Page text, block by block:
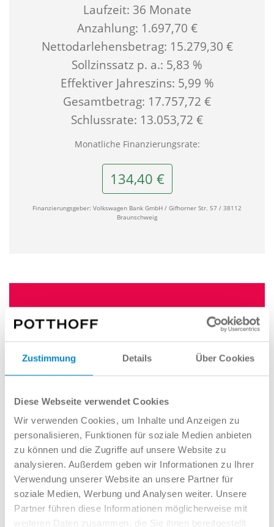
Zustimmung Details Über Cookies
Diese Webseite verwendet Cookies
Wir verwenden Cookies, um Inhalte und Anzeigen zu
personalisieren, Funktionen für soziale Medien anbieten
zu können und die Zugriffe auf unsere Website zu
analysieren. Außerdem geben wir Informationen zu Ihrer
Verwendung unserer Website an unsere Partner für
soziale Medien, Werbung und Analysen weiter. Unsere
Partner führen diese Informationen möglicherweise mit
weiteren Daten zusammen, die Sie ihnen bereitgestellt
Laufzeit: 36 Monate
Anzahlung: 1.697,70 €
Nettodarlehensbetrag: 15.279,30 €
Sollzinssatz p. a.: 5,83 %
Effektiver Jahreszins: 5,99 %
Gesamtbetrag: 17.757,72 €
Schlussrate: 13.053,72 €
Monatliche Finanzierungsrate:
134,40 €
Finanzierungsgeber: Volkswagen Bank GmbH / Gifhorner Str. 57 / 38112
Braunschweig
DasBudgetreicht nicht? Pottikauft Ihren
Konditionen. So wird aus der großen
Nummer, ein kleiner Preis!
Ihr Auto schätzen